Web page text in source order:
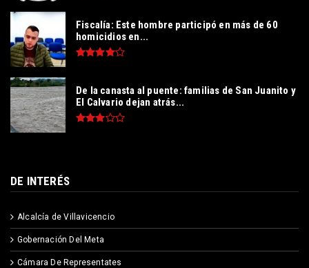
Fiscalía: Este hombre participó en más de 60
homicidios en...
De la canasta al puente: familias de San Juanito y
El Calvario dejan atrás...
DE INTERÉS
Alcalcía de Villavicencio
Gobernación Del Meta
Cámara De Representates